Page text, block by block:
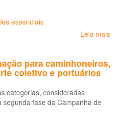
essenciais
Leia mais
para caminhoneiros,
coletivo e portuários
categorias, consideradas
fase da Campanha de